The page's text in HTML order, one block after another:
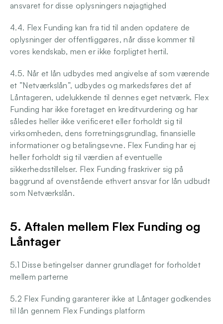
ansvaret for disse oplysningers nøjagtighed
4.4. Flex Funding kan fra tid til anden opdatere de
oplysninger der offentliggøres, når disse kommer til
vores kendskab, men er ikke forpligtet hertil.
4.5. Når et lån udbydes med angivelse af som værende
et ”Netværkslån”, udbydes og markedsføres det af
Låntageren, udelukkende til dennes eget netværk. Flex
Funding har ikke foretaget en kreditvurdering og har
således heller ikke verificeret eller forholdt sig til
virksomheden, dens forretningsgrundlag, finansielle
informationer og betalingsevne. Flex Funding har ej
heller forholdt sig til værdien af eventuelle
sikkerhedsstillelser. Flex Funding fraskriver sig på
baggrund af ovenstående ethvert ansvar for lån udbudt
som Netværkslån.
5. Aftalen mellem Flex Funding og
Låntager
5.1 Disse betingelser danner grundlaget for forholdet
mellem parterne
5.2 Flex Funding garanterer ikke at Låntager godkendes
til lån gennem Flex Fundings platform